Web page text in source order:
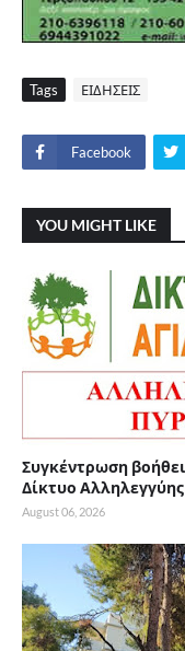
Tags ΕΙΔΗΣΕΙΣ
Facebook
YOU MIGHT LIKE
Συγκέντρωση
Δίκτυο Αλληλεγγύης
August 06, 2026